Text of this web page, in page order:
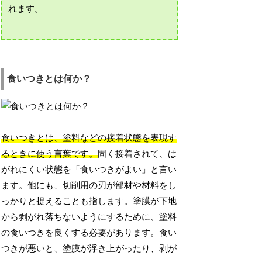
れます。
食いつきとは何か？
食いつきとは、塗料などの接着状態を表現す
るときに使う言葉です。固く接着されて、は
がれにくい状態を「食いつきがよい」と言い
ます。他にも、切削用の刃が部材や材料をし
っかりと捉えることも指します。塗膜が下地
から剥がれ落ちないようにするために、塗料
の食いつきを良くする必要があります。食い
つきが悪いと、塗膜が浮き上がったり、剥が